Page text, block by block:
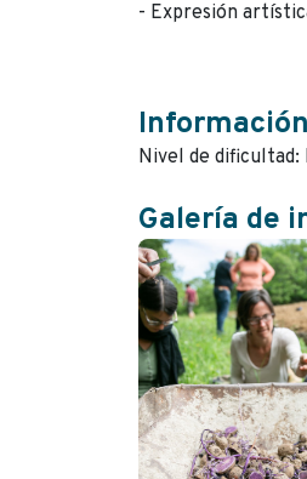
- Expresión
Nivel de dificultad:
Galería de